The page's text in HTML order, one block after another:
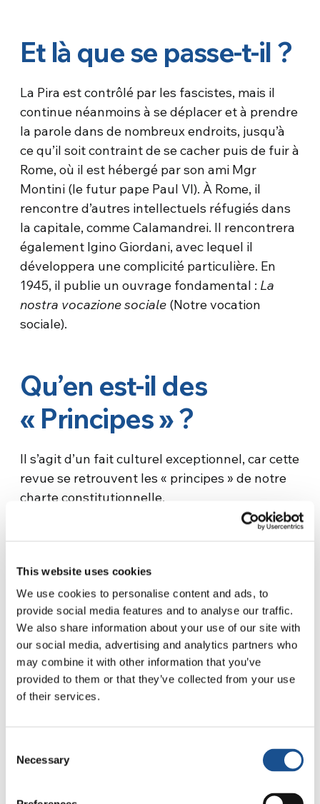
This website uses cookies
We use cookies to personalise content and ads, to
provide social media features and to analyse our traffic.
We also share information about your use of our site with
our social media, advertising and analytics partners who
may combine it with other information that you’ve
provided to them or that they’ve collected from your use
of their services.
Selection
Necessary
Et là que se passe-t-il ?
La Pira est contrôlé par les fascistes, mais il
continue néanmoins à se déplacer et à prendre
la parole dans de nombreux endroits, jusqu’à
ce qu’il soit contraint de se cacher puis de fuir à
Rome, où il est hébergé par son ami Mgr
Montini (le futur pape Paul VI). À Rome, il
rencontre d’autres intellectuels réfugiés dans
la capitale, comme Calamandrei. Il rencontrera
également Igino Giordani, avec lequel il
développera une complicité particulière. En
1945, il publie un ouvrage fondamental : La
nostra vocazione sociale (Notre vocation
sociale).
Qu’en est-il des
« Principes » ?
Il s’agit d’un fait culturel exceptionnel, car cette
revue se retrouvent les « principes » de notre
charte constitutionnelle.
La guerre terminée, La
Pira revient-il à
Florence ?
Il revient bien avant cela. La Pira est impatient.
Il rentre dès que les Alliés le laissent passer,
car Florence a été libérée et la guerre se
On lui confère des fonctions pour le soin
est nommé président de l’ECA, l’organisme